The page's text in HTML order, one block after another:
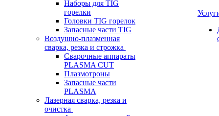
Наборы для TIG
горелки
Головки TIG горелок
Запасные части TIG
Воздушно-плазменная
сварка, резка и строжка
Сварочные аппараты
PLASMA CUT
Плазмотроны
Запасные части
PLASMA
Лазерная сварка, резка и
очистка